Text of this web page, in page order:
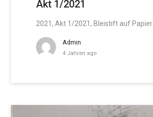
Akt 1/2021
2021, Akt 1/2021, Bleistift auf Papier
Admin
4 Jahren ago